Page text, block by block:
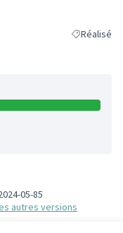
Filtrer les
Réalisé
05-85
autres versions